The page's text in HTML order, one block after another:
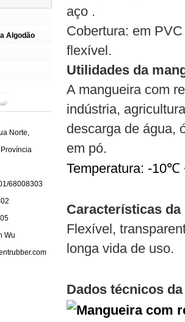
Algodão
Norte,
68008303
Wu
aço .
Cobertura: em
flexível.
Utilidades da
A mangueira com
indústria,
descarga de água,
em pó.
Temperatura: -
Características
Flexível,
longa vida de uso.
Dados técnicos